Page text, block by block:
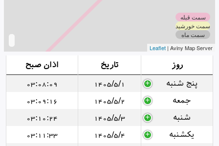
سمت قبله
سمت خورشید
سمت ماه
Leaflet| Aviny Map Server
روز تاریخ
اذان صبح
پنج شنبه
1405/5/1
03:08:09
جمعه
1405/5/2
03:09:16
شنبه
1405/5/3
03:10:24
یکشنبه
1405/5/4
03:11:33